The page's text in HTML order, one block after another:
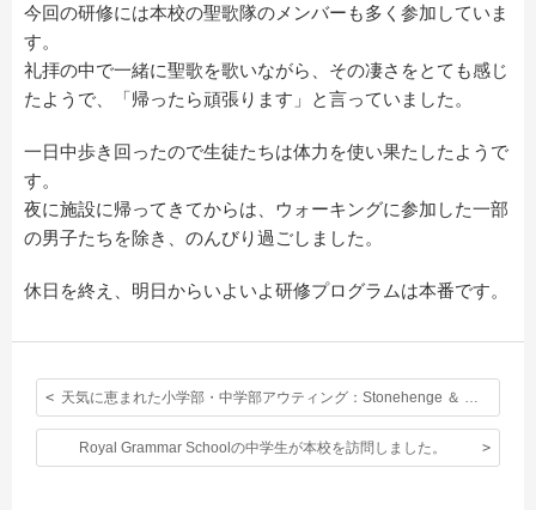
今回の研修には本校の聖歌隊のメンバーも多く参加していま
す。
礼拝の中で一緒に聖歌を歌いながら、その凄さをとても感じ
たようで、「帰ったら頑張ります」と言っていました。
一日中歩き回ったので生徒たちは体力を使い果たしたようで
す。
夜に施設に帰ってきてからは、ウォーキングに参加した一部
の男子たちを除き、のんびり過ごしました。
休日を終え、明日からいよいよ研修プログラムは本番です。
Royal Grammar Schoolの中学生が本校を訪問しました。